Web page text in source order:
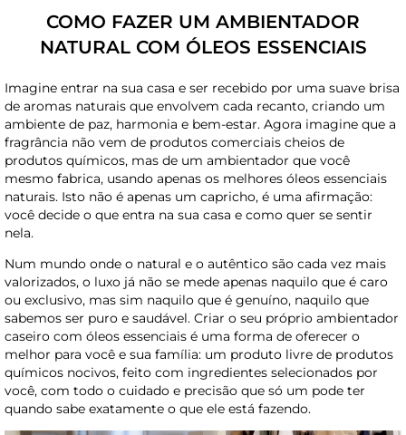
COMO FAZER UM AMBIENTADOR
NATURAL COM ÓLEOS ESSENCIAIS
Imagine entrar na sua casa e ser recebido por uma suave brisa
de aromas naturais que envolvem cada recanto, criando um
ambiente de paz, harmonia e bem-estar. Agora imagine que a
fragrância não vem de produtos comerciais cheios de
produtos químicos, mas de um ambientador que você
mesmo fabrica, usando apenas os melhores óleos essenciais
naturais. Isto não é apenas um capricho, é uma afirmação:
você decide o que entra na sua casa e como quer se sentir
nela.
Num mundo onde o natural e o autêntico são cada vez mais
valorizados, o luxo já não se mede apenas naquilo que é caro
ou exclusivo, mas sim naquilo que é genuíno, naquilo que
sabemos ser puro e saudável. Criar o seu próprio ambientador
caseiro com óleos essenciais é uma forma de oferecer o
melhor para você e sua família: um produto livre de produtos
químicos nocivos, feito com ingredientes selecionados por
você, com todo o cuidado e precisão que só um pode ter
quando sabe exatamente o que ele está fazendo.